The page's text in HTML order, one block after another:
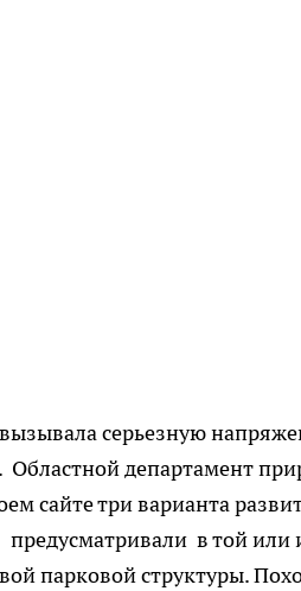
серьезную
Областной департамент
сайте три варианта
в той или
парковой структуры.